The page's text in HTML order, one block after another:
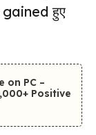
हुए
on PC –
Positive